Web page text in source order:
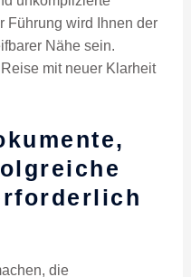
Führung wird Ihnen der
Nähe sein.
mit neuer Klarheit
die